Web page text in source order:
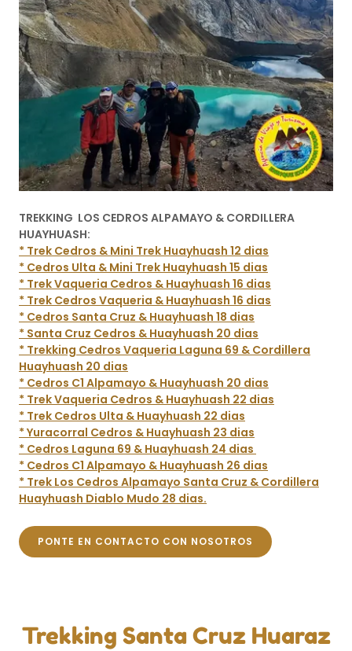
TREKKING LOS CEDROS ALPAMAYO & CORDILLERA
HUAYHUASH:
* Trek Cedros & Mini Trek Huayhuash 12 dias
* Cedros Ulta & Mini Trek Huayhuash 15 dias
* Trek Vaqueria Cedros & Huayhuash 16 dias
* Trek Cedros Vaqueria & Huayhuash 16 dias
* Cedros Santa Cruz & Huayhuash 18 dias
* Santa Cruz Cedros & Huayhuash 20 dias
* Trekking Cedros Vaqueria Laguna 69 & Cordillera
Huayhuash 20 dias
* Cedros C1 Alpamayo & Huayhuash 20 dias
* Trek Vaqueria Cedros & Huayhuash 22 dias
* Trek Cedros Ulta & Huayhuash 22 dias
* Yuracorral Cedros & Huayhuash 23 dias
* Cedros Laguna 69 & Huayhuash 24 dias
* Cedros C1 Alpamayo & Huayhuash 26 dias
* Trek Los Cedros Alpamayo Santa Cruz & Cordillera
Huayhuash Diablo Mudo 28 dias.
PONTE EN CONTACTO CON NOSOTROS
Trekking Santa Cruz Huaraz